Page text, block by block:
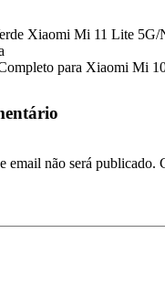
Xiaomi Mi 11 Lite 5G/
para Xiaomi Mi
email não será publicado.